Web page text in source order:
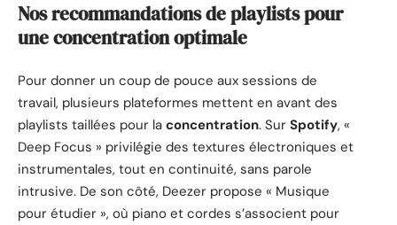
Nos recommandations de playlists pour
une concentration optimale
Pour donner un coup de pouce aux sessions de
travail, plusieurs plateformes mettent en avant des
playlists taillées pour la concentration. Sur Spotify, «
Deep Focus » privilégie des textures électroniques et
instrumentales, tout en continuité, sans parole
intrusive. De son côté, Deezer propose « Musique
pour étudier », où piano et cordes s’associent pour